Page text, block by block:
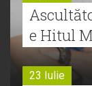
e Hitul
23 Iulie